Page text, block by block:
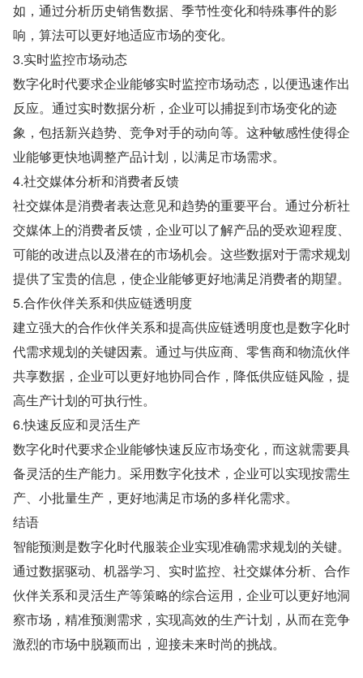
如，通过分析历史销售数据、季节性变化和特殊事件的影
响，算法可以更好地适应市场的变化。
3.实时监控市场动态
数字化时代要求企业能够实时监控市场动态，以便迅速作出
反应。通过实时数据分析，企业可以捕捉到市场变化的迹
象，包括新兴趋势、竞争对手的动向等。这种敏感性使得企
业能够更快地调整产品计划，以满足市场需求。
4.社交媒体分析和消费者反馈
社交媒体是消费者表达意见和趋势的重要平台。通过分析社
交媒体上的消费者反馈，企业可以了解产品的受欢迎程度、
可能的改进点以及潜在的市场机会。这些数据对于需求规划
提供了宝贵的信息，使企业能够更好地满足消费者的期望。
5.合作伙伴关系和供应链透明度
建立强大的合作伙伴关系和提高供应链透明度也是数字化时
代需求规划的关键因素。通过与供应商、零售商和物流伙伴
共享数据，企业可以更好地协同合作，降低供应链风险，提
高生产计划的可执行性。
6.快速反应和灵活生产
数字化时代要求企业能够快速反应市场变化，而这就需要具
备灵活的生产能力。采用数字化技术，企业可以实现按需生
产、小批量生产，更好地满足市场的多样化需求。
结语
智能预测是数字化时代服装企业实现准确需求规划的关键。
通过数据驱动、机器学习、实时监控、社交媒体分析、合作
伙伴关系和灵活生产等策略的综合运用，企业可以更好地洞
察市场，精准预测需求，实现高效的生产计划，从而在竞争
激烈的市场中脱颖而出，迎接未来时尚的挑战。